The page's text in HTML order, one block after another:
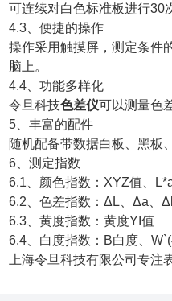
可连续对白色标准板进行30
4.3、便捷的操作
操作采用触摸屏，测定条件
脑上。
4.4、功能多样化
令旦科技色差仪可以测量色
5、丰富的配件
随机配备带数据白板、黑板
6、测定指数
6.1、颜色指数：XYZ值、
6.2、色差指数：ΔL、Δa、
6.3、黄度指数：黄度YI值
6.4、白度指数：B白度、
上海令旦科技有限公司专注